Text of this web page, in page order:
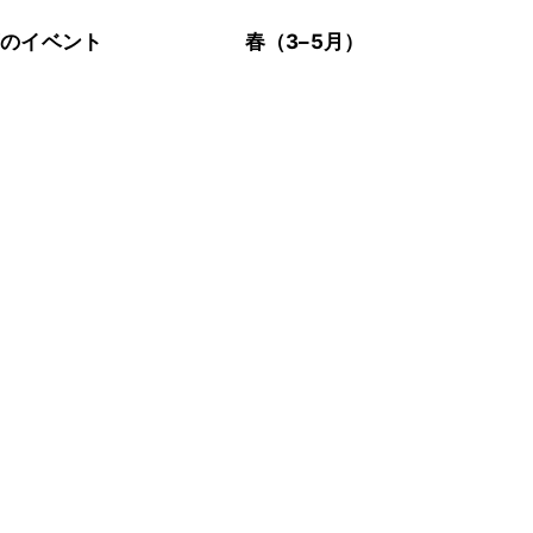
イベント 春（3–5月）